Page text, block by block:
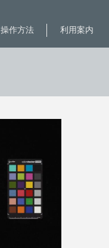
利用案内
操作方法